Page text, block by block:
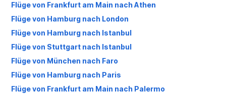
Flüge von Frankfurt am Main nach Athen
Flüge von Hamburg nach London
Flüge von Hamburg nach Istanbul
Flüge von Stuttgart nach Istanbul
Flüge von München nach Faro
Flüge von Hamburg nach Paris
Flüge von Frankfurt am Main nach Palermo